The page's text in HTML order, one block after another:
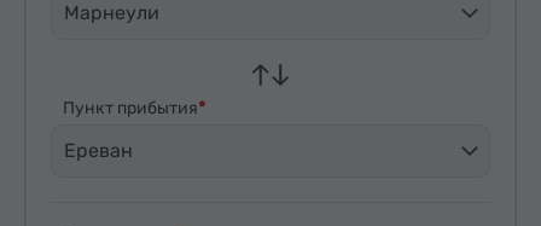
Марнеули
Пункт прибытия
Ереван